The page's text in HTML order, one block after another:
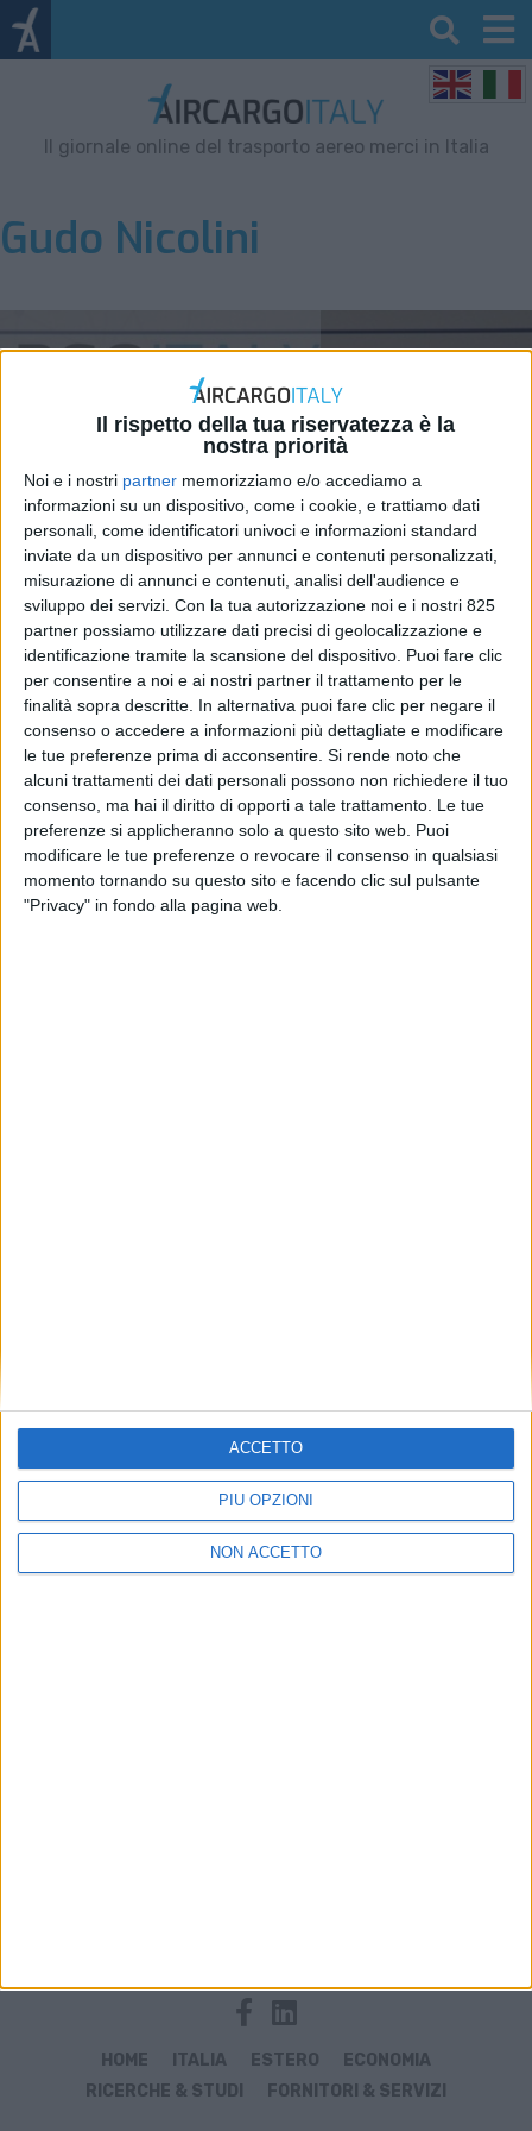
Il rispetto della tua riservatezza è la
nostra priorità
Noi e i nostri partner memorizziamo e/o accediamo a
informazioni su un dispositivo, come i cookie, e trattiamo dati
personali, come identificatori univoci e informazioni standard
inviate da un dispositivo per annunci e contenuti personalizzati,
misurazione di annunci e contenuti, analisi dell'audience e
sviluppo dei servizi. Con la tua autorizzazione noi e i nostri 825
partner possiamo utilizzare dati precisi di geolocalizzazione e
identificazione tramite la scansione del dispositivo. Puoi fare clic
per consentire a noi e ai nostri partner il trattamento per le
finalità sopra descritte. In alternativa puoi fare clic per negare il
consenso o accedere a informazioni più dettagliate e modificare
le tue preferenze prima di acconsentire. Si rende noto che
alcuni trattamenti dei dati personali possono non richiedere il tuo
consenso, ma hai il diritto di opporti a tale trattamento. Le tue
preferenze si applicheranno solo a questo sito web. Puoi
modificare le tue preferenze o revocare il consenso in qualsiasi
momento tornando su questo sito e facendo clic sul pulsante
"Privacy" in fondo alla pagina web.
PIÙ OPZIONI
NON ACCETTO
ACCETTO
Il giornale online del trasporto aereo merci in Italia
Gudo Nicolini
De Ruvo verso la presidenza
di Confetra
ITALIA 27 GIUGNO 2022
HOME ITALIA ESTERO
ECONOMIA
RICERCHE & STUDI
FORNITORI & SERVIZI